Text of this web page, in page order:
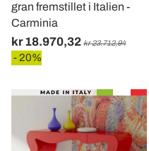
gran fremstillet i Italien -
Carminia
kr 18.970,32 kr 23.712,94
- 20%